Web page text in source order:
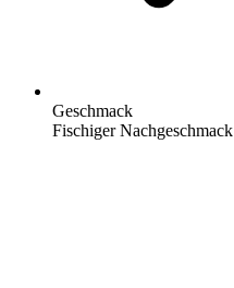
Geschmack
Fischiger Nachgeschmack